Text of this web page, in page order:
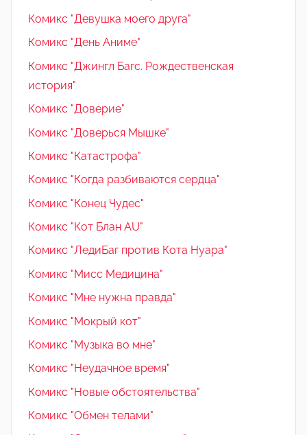
Комикс "Девушка моего друга"
Комикс "День Аниме"
Комикс "Джингл Багс. Рождественская
история"
Комикс "Доверие"
Комикс "Доверься Мышке"
Комикс "Катастрофа"
Комикс "Когда разбиваются сердца"
Комикс "Конец Чудес"
Комикс "Кот Блан AU"
Комикс "ЛедиБаг против Кота Нуара"
Комикс "Мисс Медицина"
Комикс "Мне нужна правда"
Комикс "Мокрый кот"
Комикс "Музыка во мне"
Комикс "Неудачное время"
Комикс "Новые обстоятельства"
Комикс "Обмен телами"